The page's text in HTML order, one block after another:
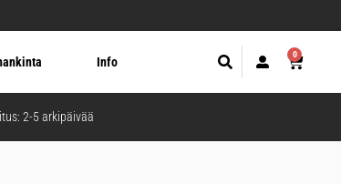
Info
0
2-5 arkipäivää